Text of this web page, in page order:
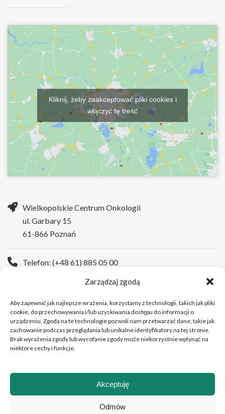
Zarządzaj zgodą
Aby zapewnić jak najlepsze wrażenia, korzystamy z technologii, takich jak pliki
cookie, do przechowywania i/lub uzyskiwania dostępu do informacji o
urządzeniu. Zgoda na te technologie pozwoli nam przetwarzać dane, takie jak
zachowanie podczas przeglądania lub unikalne identyfikatory na tej stronie.
Brak wyrażenia zgody lub wycofanie zgody może niekorzystnie wpłynąć na
niektóre cechy i funkcje.
Akceptuję
Odmów
Kliknij, żeby zaakceptować pliki cookies i
włączyć tę treść
Wielkopolskie Centrum Onkologii
ul. Garbary 15
61-866 Poznań
Telefon: (+48 61) 885 05 00
Copyright © 2026 Wielkopolskie Centrum Onkologii